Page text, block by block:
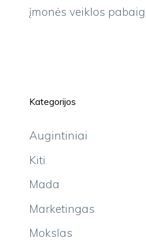
įmonės veiklos
Kategorijos
Augintiniai
Kiti
Mada
Marketingas
Mokslas